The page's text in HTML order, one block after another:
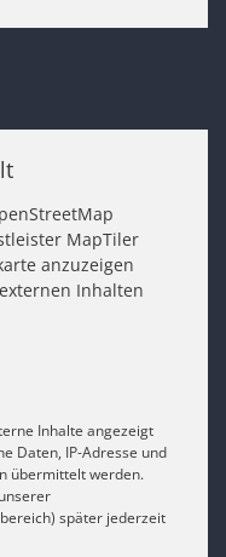
MapTiler
anzuzeigen
Inhalten
Inhalte angezeigt
Daten, IP-Adresse und
übermittelt werden.
später jederzeit